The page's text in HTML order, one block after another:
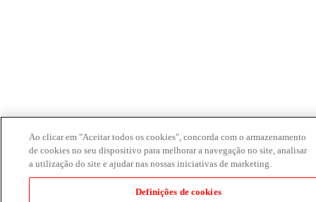
Ao clicar em "Aceitar todos os cookies", concorda com o armazenamento
de cookies no seu dispositivo para melhorar a navegação no site, analisar
a utilização do site e ajudar nas nossas iniciativas de marketing.
Definições de cookies